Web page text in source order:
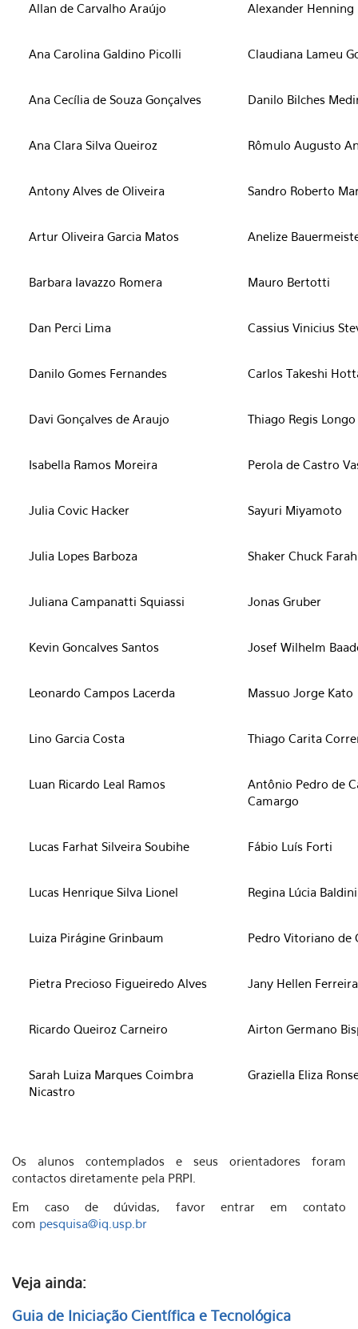
Allan de Carvalho Araújo Alexander Henning
Ana Carolina Galdino Picolli Claudiana Lameu
Ana Cecília de Souza Gonçalves Danilo Bilches
Ana Clara Silva Queiroz Rômulo Augusto
Antony Alves de Oliveira Sandro Roberto
Artur Oliveira Garcia Matos Anelize
Barbara Iavazzo Romera Mauro Bertotti
Dan Perci Lima Cassius Vinicius
Danilo Gomes Fernandes Carlos Takeshi
Davi Gonçalves de Araujo Thiago Regis
Isabella Ramos Moreira Perola de Castro
Julia Covic Hacker Sayuri Miyamoto
Julia Lopes Barboza Shaker Chuck Farah
Juliana Campanatti Squiassi Jonas Gruber
Kevin Goncalves Santos Josef Wilhelm
Leonardo Campos Lacerda Massuo Jorge Kato
Lino Garcia Costa Thiago Carita
Luan Ricardo Leal Ramos
Antônio Pedro de
Camargo
Lucas Farhat Silveira Soubihe Fábio Luís Forti
Lucas Henrique Silva Lionel Regina Lúcia Baldini
Luiza Pirágine Grinbaum Pedro Vitoriano de
Pietra Precioso Figueiredo Alves Jany Hellen
Ricardo Queiroz Carneiro Airton Germano
Sarah Luiza Marques Coimbra
Nicastro
Graziella Eliza
Os alunos contemplados e seus orientadores foram
contactos diretamente pela PRPI.
Em caso de dúvidas, favor entrar em contato
com pesquisa@iq.usp.br
Veja ainda:
Guia de Iniciação Científica e Tecnológica